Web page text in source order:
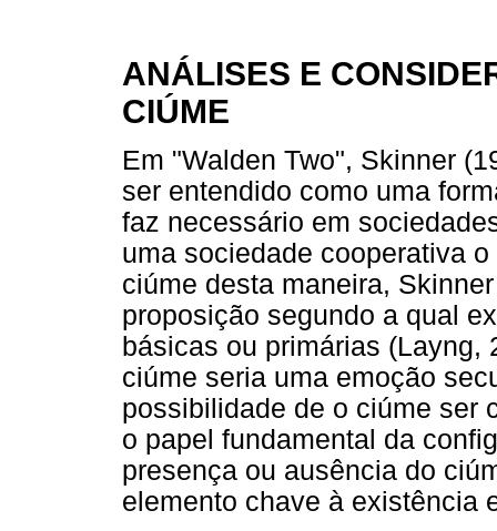
ANÁLISES E
CIÚME
Em "Walden Two", Skinner
ser entendido como uma
faz necessário em
uma sociedade cooperativa
ciúme desta maneira,
proposição segundo a qual
básicas ou primárias (Layng,
ciúme seria uma emoção
possibilidade de o ciúme ser
o papel fundamental da
presença ou ausência do
elemento chave à existência